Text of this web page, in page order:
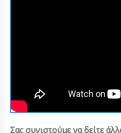
Σας συνιστούμε να δείτε